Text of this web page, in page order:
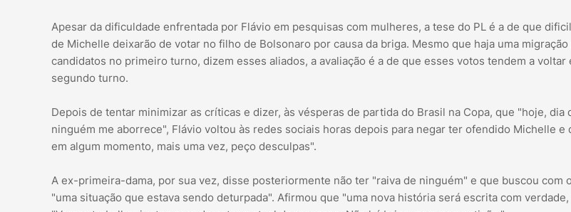
Apesar da dificuldade enfrentada por Flávio em pesquisas com mulheres, a tese do PL é a de que
de Michelle deixarão de votar no filho de Bolsonaro por causa da briga. Mesmo que haja uma
candidatos no primeiro turno, dizem esses aliados, a avaliação é a de que esses votos tendem a voltar
segundo turno.
Depois de tentar minimizar as críticas e dizer, às vésperas de partida do Brasil na Copa, que "hoje, dia
ninguém me aborrece", Flávio voltou às redes sociais horas depois para negar ter ofendido Michelle e
em algum momento, mais uma vez, peço desculpas".
A ex-primeira-dama, por sua vez, disse posteriormente não ter "raiva de ninguém" e que buscou com
"uma situação que estava sendo deturpada". Afirmou que "uma nova história será escrita com